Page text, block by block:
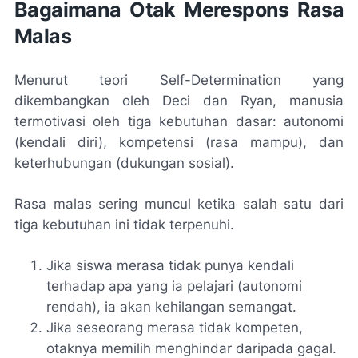
Bagaimana Otak Merespons Rasa
Malas
Menurut teori Self-Determination yang
dikembangkan oleh Deci dan Ryan, manusia
termotivasi oleh tiga kebutuhan dasar: autonomi
(kendali diri), kompetensi (rasa mampu), dan
keterhubungan (dukungan sosial).
Rasa malas sering muncul ketika salah satu dari
tiga kebutuhan ini tidak terpenuhi.
Jika siswa merasa tidak punya kendali
terhadap apa yang ia pelajari (autonomi
rendah), ia akan kehilangan semangat.
Jika seseorang merasa tidak kompeten,
otaknya memilih menghindar daripada gagal.